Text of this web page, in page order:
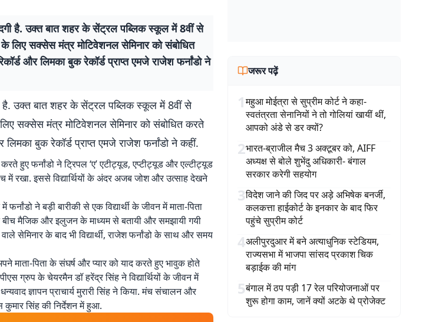
है. उक्त बात शहर के सेंट्रल पब्लिक स्कूल में 8वीं से
के लिए सक्सेस मंत्र मोटिवेशनल सेमिनार को संबोधित
और लिमका बुक रेकॉर्ड प्राप्त एमजे राजेश फर्नांडो ने
है. उक्त बात शहर के सेंट्रल पब्लिक स्कूल में 8वीं से
सक्सेस मंत्र मोटिवेशनल सेमिनार को संबोधित करते
बुक रेकॉर्ड प्राप्त एमजे राजेश फर्नांडो ने कहीं.
करते हुए फर्नांडो ने ट्रिपल ‘ए’ एटीट्यूड, एप्टीट्यूड और एल्टीट्यूड
में रखा. इससे विद्यार्थियों के अंदर अजब जोश और उत्साह देखने
ने बड़ी बारीकी से एक विद्यार्थी के जीवन में माता-पिता
के बीच मैजिक और इलुजन के माध्यम से बतायी और समझायी गयी
सेमिनार के बाद भी विद्यार्थी, राजेश फर्नांडो के साथ और समय
पिता के संघर्ष और प्यार को याद करते हुए भावुक होते
ग्रुप के चेयरमैन डॉ हरेंद्र सिंह ने विद्यार्थियों के जीवन में
ज्ञापन प्राचार्य मुरारी सिंह ने किया. मंच संचालन और
कुमार सिंह की निर्देशन में हुआ.
जरूर पढ़ें
1महुआ मोईत्रा से सुप्रीम कोर्ट ने कहा-
स्वतंत्रता सेनानियों ने तो गोलियां खायीं थीं,
आपको अंडे से डर क्यों?
2भारत-ब्राजील मैच 3 अक्टूबर को, AIFF
अध्यक्ष से बोले शुभेंदु अधिकारी- बंगाल
सरकार करेगी सहयोग
3विदेश जाने की जिद पर अड़े अभिषेक बनर्जी,
कलकत्ता हाईकोर्ट के इनकार के बाद फिर
पहुंचे सुप्रीम कोर्ट
4अलीपुरदुआर में बने अत्याधुनिक स्टेडियम,
राज्यसभा में भाजपा सांसद प्रकाश चिक
बड़ाईक की मांग
5बंगाल में ठप पड़ी 17 रेल परियोजनाओं पर
शुरू होगा काम, जानें क्यों अटके थे प्रोजेक्ट